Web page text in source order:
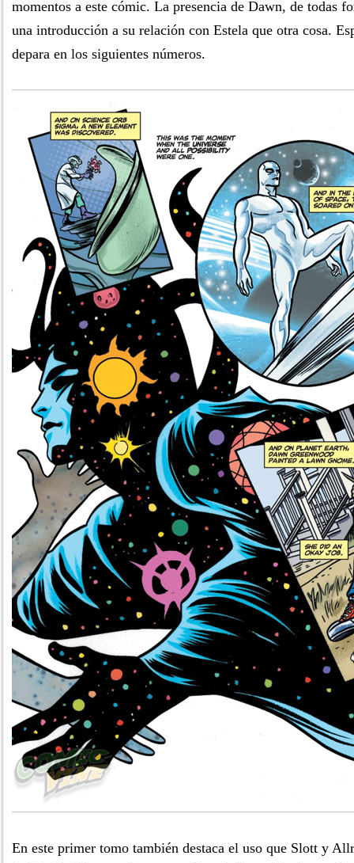
momentos a este cómic. La presencia de Dawn, de todas
una introducción a su relación con Estela que otra cosa.
depara en los siguientes números.
En este primer tomo también destaca el uso que Slott y